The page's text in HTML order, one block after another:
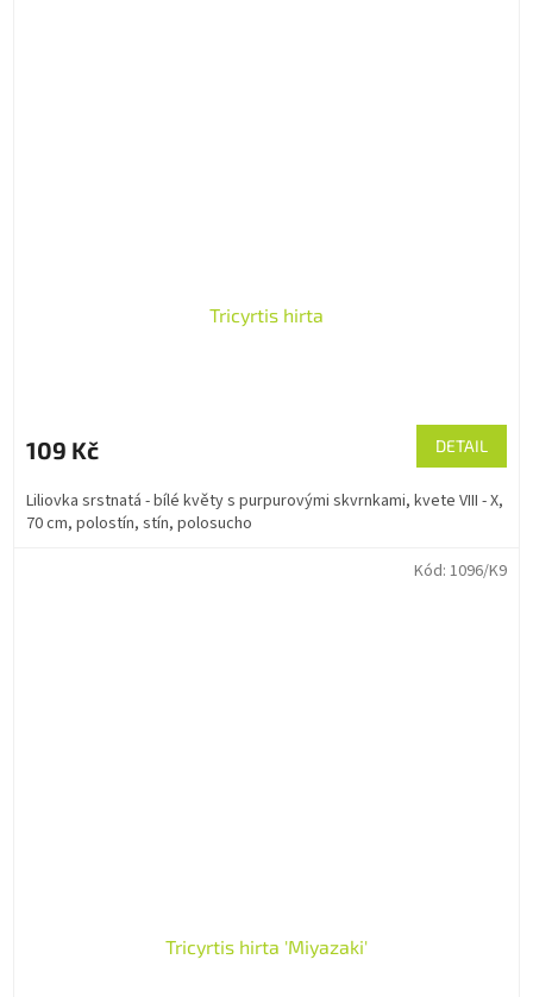
Tricyrtis hirta
109 Kč DETAIL
Liliovka srstnatá - bílé květy s purpurovými skvrnkami, kvete VIII - X,
70 cm, polostín, stín, polosucho
Tricyrtis hirta 'Miyazaki'
Kód: 1096/K9